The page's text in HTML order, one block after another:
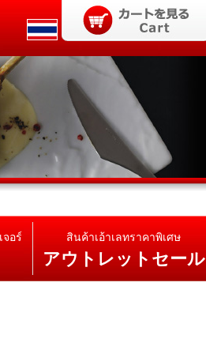
อร์ สินค้าเอ้าเลทราคาพิเศษ
アウトレットセール